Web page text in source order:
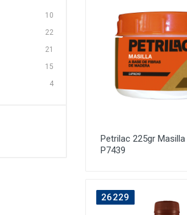
10
22
21
15
4
Petrilac 225gr Masilla
P7439
26229